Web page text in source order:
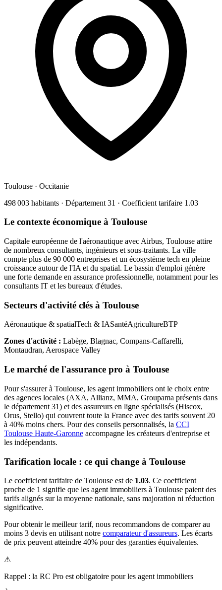
Toulouse · Occitanie
498 003 habitants · Département 31 · Coefficient tarifaire 1.03
Le contexte économique à Toulouse
Capitale européenne de l'aéronautique avec Airbus, Toulouse attire
de nombreux consultants, ingénieurs et sous-traitants. La ville
compte plus de 90 000 entreprises et un écosystème tech en pleine
croissance autour de l'IA et du spatial. Le bassin d'emploi génère
une forte demande en assurance professionnelle, notamment pour les
consultants IT et les bureaux d'études.
Secteurs d'activité clés à Toulouse
Aéronautique & spatialTech & IASantéAgricultureBTP
Zones d'activité : Labège, Blagnac, Compans-Caffarelli,
Montaudran, Aerospace Valley
Le marché de l'assurance pro à Toulouse
Pour s'assurer à Toulouse, les agent immobiliers ont le choix entre
des agences locales (AXA, Allianz, MMA, Groupama présents dans
le département 31) et des assureurs en ligne spécialisés (Hiscox,
Orus, Stello) qui couvrent toute la France avec des tarifs souvent 20
à 40% moins chers. Pour des conseils personnalisés, la CCI
Toulouse Haute-Garonne accompagne les créateurs d'entreprise et
les indépendants.
Tarification locale : ce qui change à Toulouse
Le coefficient tarifaire de Toulouse est de 1.03. Ce coefficient
proche de 1 signifie que les agent immobiliers à Toulouse paient des
tarifs alignés sur la moyenne nationale, sans majoration ni réduction
significative.
Pour obtenir le meilleur tarif, nous recommandons de comparer au
moins 3 devis en utilisant notre comparateur d'assureurs. Les écarts
de prix peuvent atteindre 40% pour des garanties équivalentes.
⚠
Rappel : la RC Pro est obligatoire pour les agent immobiliers